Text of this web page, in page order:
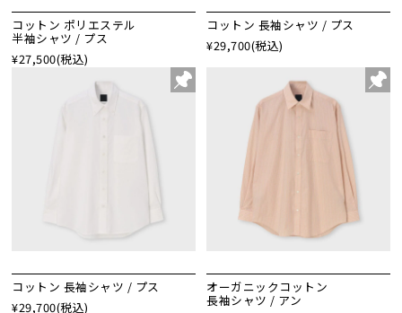
コットン ポリエステル
半袖シャツ / プス
¥27,500(税込)
コットン 長袖シャツ / プス
¥29,700(税込)
コットン 長袖シャツ / プス
¥29,700(税込)
オーガニックコットン
長袖シャツ / アン